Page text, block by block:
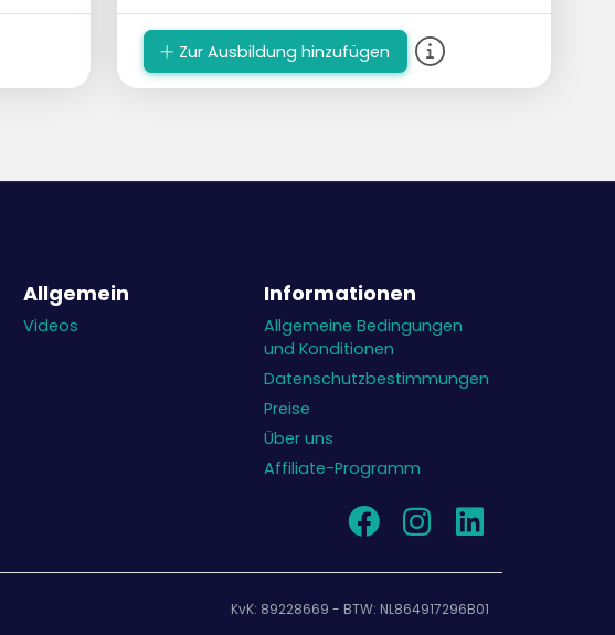
von
Bei einem vollständigen Team, das eine
Runde skatet, wird erneut abgebrochen.
Es scheidet immer ein Spieler aus, der bei
Zur Ausbildung hinzufügen
Allgemein
Videos
Informationen
Allgemeine Bedingungen
und Konditionen
Datenschutzbestimmungen
Preise
Über uns
Affiliate-Programm
KvK: 89228669 - BTW: NL864917296B01